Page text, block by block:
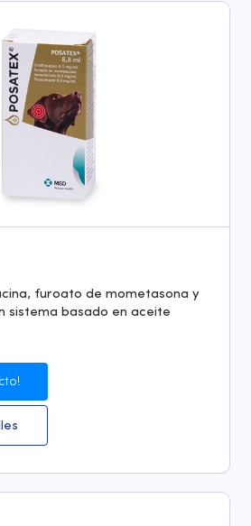
furoato de mometasona y
sistema basado en aceite